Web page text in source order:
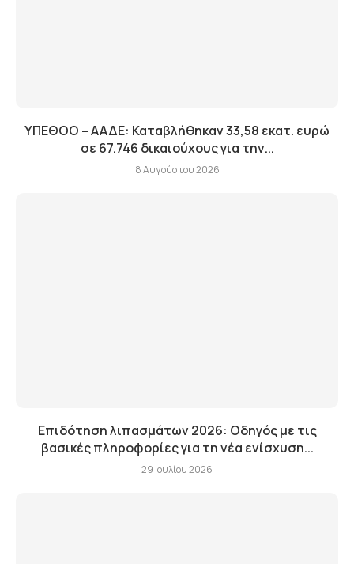
ΥΠΕΘΟΟ – ΑΑΔΕ: Καταβλήθηκαν 33,58 εκατ. ευρώ
σε 67.746 δικαιούχους για την...
8 Αυγούστου 2026
Επιδότηση λιπασμάτων 2026: Οδηγός με τις
βασικές πληροφορίες για τη νέα ενίσχυση...
29 Ιουλίου 2026